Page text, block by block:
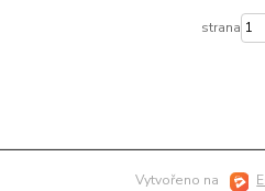
strana
Vytvořeno na